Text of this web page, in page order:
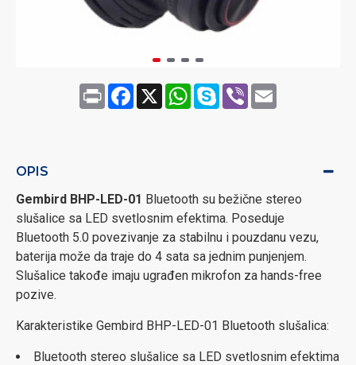
Print Facebook
X WhatsApp
SkypeViberEmail
OPIS
Gembird BHP-LED-01 Bluetooth su bežične stereo
slušalice sa LED svetlosnim efektima. Poseduje
Bluetooth 5.0 povezivanje za stabilnu i pouzdanu vezu,
baterija može da traje do 4 sata sa jednim punjenjem.
Slušalice takođe imaju ugrađen mikrofon za hands-free
pozive.
Karakteristike Gembird BHP-LED-01 Bluetooth slušalica:
Bluetooth stereo slušalice sa LED svetlosnim efektima